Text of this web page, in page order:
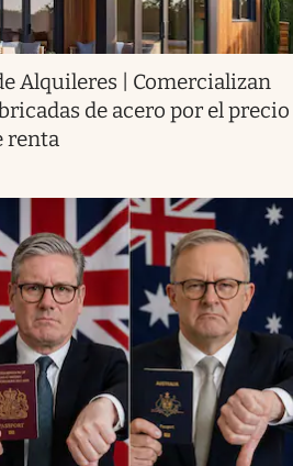
Alquileres | Comercializan
de acero por el precio
renta